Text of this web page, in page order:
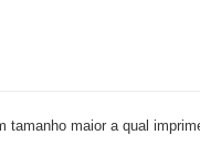
maior a qual